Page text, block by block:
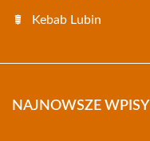
Kebab Lubin
NAJNOWSZE WPISY